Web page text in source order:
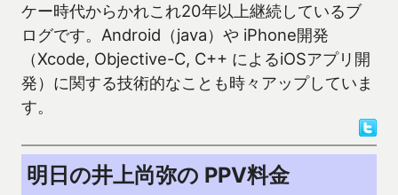
ケー時代からかれこれ20年以上継続しているブ
ログです。Android（java）や iPhone開発
（Xcode, Objective-C, C++ によるiOSアプリ開
発）に関する技術的なことも時々アップしていま
す。
明日の井上尚弥の PPV料金